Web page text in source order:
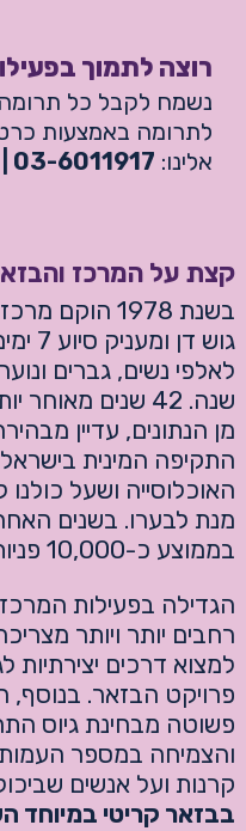
רוצה לתמוך
נשמח לקבל כל
לתרומה באמצעות
אלינו: 03-6011917 |
קצת על המרכז
בשנת 1978
לאלפי נשים, גברים
שנה. 42 שנים
מן הנתונים, עדיין
התקיפה המינית
האוכלוסייה ושעל
מנת לבערו. בשנים
בממוצע כ-10,000 פניות מידי שנה.
הגדילה בפעילות המרכז
רחבים יותר ויותר
למצוא דרכים יצירתיות
פרויקט הבזאר.
פשוטה מבחינת גיוס
והצמיחה במספר
קרנות ועל אנשים
בבזאר קריטי במיוחד